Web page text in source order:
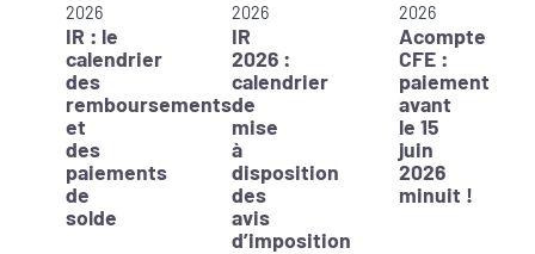
2026
IR : le
calendrier
des
remboursements
et
des
paiements
de
solde
2026
IR
2026 :
calendrier
de
mise
à
disposition
des
avis
d’imposition
2026
Acompte
CFE :
paiement
avant
le 15
juin
2026
minuit !